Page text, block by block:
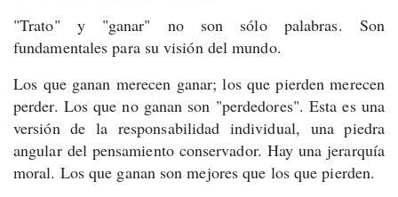
"Trato" y "ganar" no son sólo palabras. Son
fundamentales para su visión del mundo.
Los que ganan merecen ganar; los que pierden merecen
perder. Los que no ganan son "perdedores". Esta es una
versión de la responsabilidad individual, una piedra
angular del pensamiento conservador. Hay una jerarquía
moral. Los que ganan son mejores que los que pierden.